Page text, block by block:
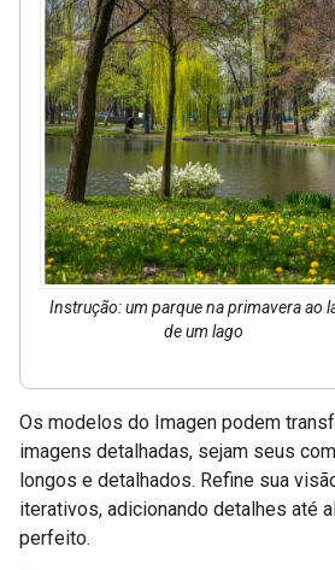
Instrução: um parque na primavera ao
de um lago
Os modelos do Imagen podem
imagens detalhadas, sejam seus
longos e detalhados. Refine sua
iterativos, adicionando detalhes até
perfeito.